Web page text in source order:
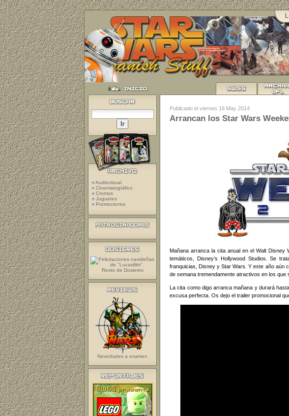
Publicado el viernes 16 May 2014
Arrancan los Star Wars
Mañana arranca la cita anual en el Walt
temáticos, Disney’s Hollywood Studios. Se
franquicias, Disney y Star Wars. Y este año aún
de semana tremendamente atractivos en los que
La cita como digo arranca mañana y durará
excusa perfecta. Os dejo el trailer promocional
Audiovisual
Cinematográfico
Cromos
Juguetes
Promociones
Resto de Dosieres
Novedades a examen